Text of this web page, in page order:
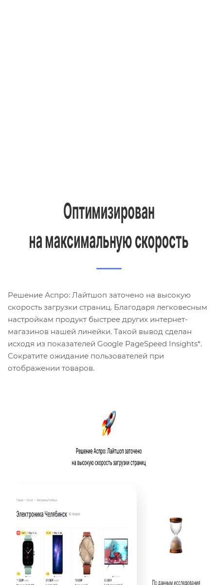
Решение Аспро: Лайтшоп заточено на высокую
скорость загрузки страниц. Благодаря легковесным
настройкам продукт быстрее других интернет-
магазинов нашей линейки. Такой вывод сделан
исходя из показателей Google PageSpeed Insights*.
Сократите ожидание пользователей при
отображении товаров.